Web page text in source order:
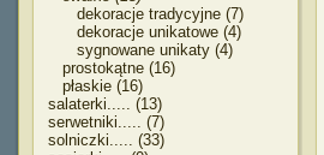
dekoracje tradycyjne (7)
dekoracje unikatowe (4)
sygnowane unikaty (4)
prostokątne (16)
płaskie (16)
salaterki..... (13)
serwetniki..... (7)
solniczki..... (33)